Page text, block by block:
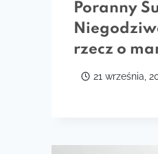
Poranny
rzecz o
21 września,